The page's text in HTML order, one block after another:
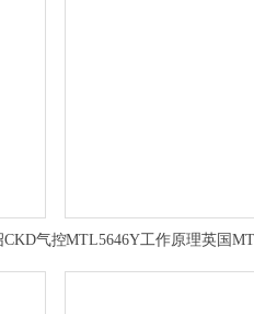
CKD气控MTL5646Y工作原理英国